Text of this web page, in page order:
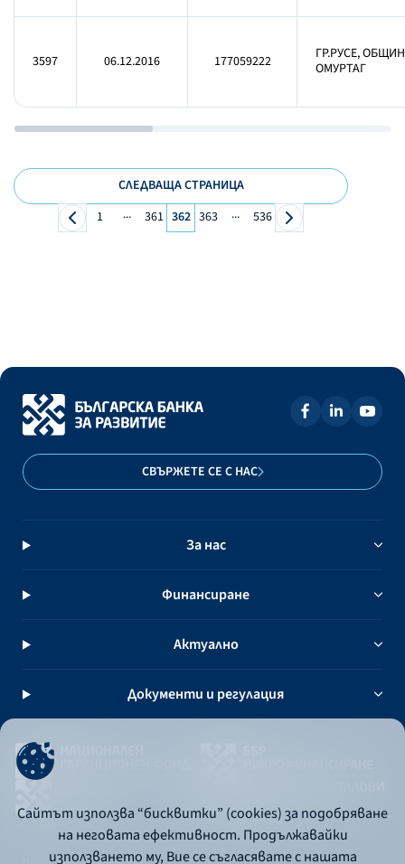
3597 06.12.2016 177059222
ГР.РУСЕ,
ОМУРТАГ
СЛЕДВАЩА СТРАНИЦА
1
... 361 362 363 ... 536
СВЪРЖЕТЕ СЕ С НАС
За нас
Финансиране
Актуално
Документи и регулация
Сайтът използва “бисквитки” (cookies) за подобряване
на неговата ефективност. Продължавайки
използването му, Вие се съгласявате с нашата